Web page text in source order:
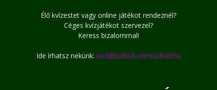
Élő kvízestet vagy online játékot rendeznél?
Céges kvízjátékot szervezel?
Keress bizalommal!
Ide írhatsz nekünk: kviz@tudtad-nemtudtad.hu